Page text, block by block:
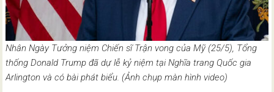
Nhân Ngày Tưởng niệm Chiến sĩ Trận vong của Mỹ (25/5), Tổng
thống Donald Trump đã dự lễ kỷ niệm tại Nghĩa trang Quốc gia
Arlington và có bài phát biểu. (Ảnh chụp màn hình video)